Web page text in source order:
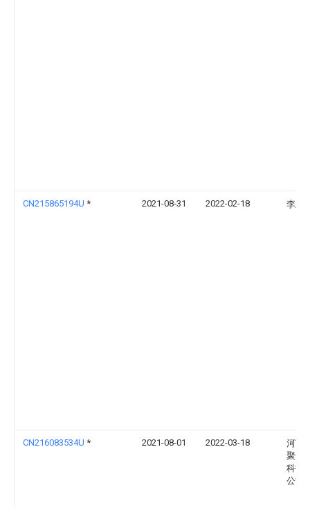
CN215865194U * 2021-08-31 2022-02-18 李亚
CN216083534U * 2021-08-01 2022-03-18
河南
聚合
科技
公司